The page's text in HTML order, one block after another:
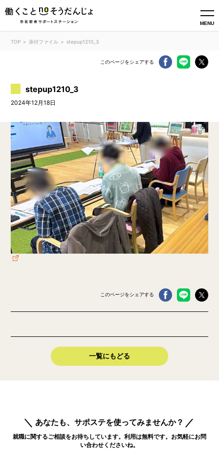
MENU
TOP 添付ファイル stepup1210_3
このページをシェアする
stepup1210_3
2024年12月18日
このページをシェアする
一覧にもどる
あなたも、サポステを使ってみませんか？
就職に関するご相談をお待ちしています。利用は無料です。お気軽にお問
い合わせくださいね。